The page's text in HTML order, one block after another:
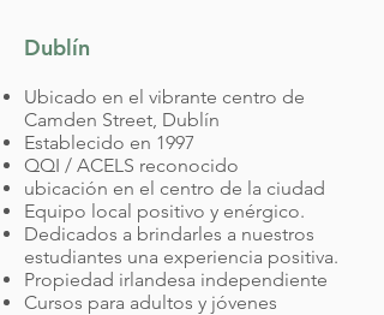
​Dublín
Ubicado en el vibrante centro de
Camden Street, Dublín
Establecido en 1997
QQI / ACELS reconocido
ubicación en el centro de la ciudad
Equipo local positivo y enérgico.
Dedicados a brindarles a nuestros
estudiantes una experiencia positiva.
Propiedad irlandesa independiente
Cursos para adultos y jóvenes